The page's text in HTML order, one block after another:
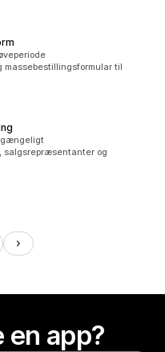
massebestillingsformular til
og
en app?